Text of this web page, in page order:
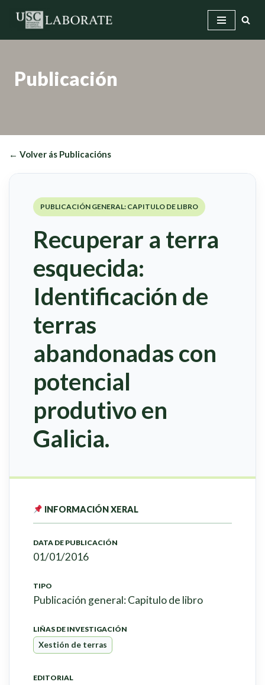
Saltar
Publicación
← Volver ás Publicacións
PUBLICACIÓN GENERAL: CAPITULO DE LIBRO
Recuperar a terra
esquecida:
Identificación de
terras
abandonadas con
potencial
produtivo en
Galicia.
INFORMACIÓN XERAL
DATA DE PUBLICACIÓN
01/01/2016
TIPO
Publicación general: Capitulo de libro
LIÑAS DE INVESTIGACIÓN
Xestión de terras
EDITORIAL